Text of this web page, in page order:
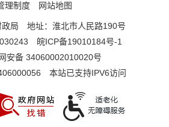
理制度 网站地图
局
地址：淮北市人民路190号
皖ICP备19010184号-1
安备 34060002010020号
本站已支持IPV6访问